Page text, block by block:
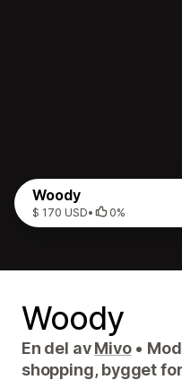
Woody
$ 170 USD• 0%
Woody
En del avMivo •
shopping, bygget